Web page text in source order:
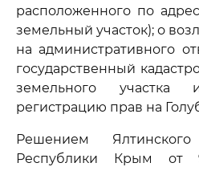
расположенного по
земельный участок); о
на административного
государственный
земельного участка
регистрацию прав на
Решением
Республики Крым от